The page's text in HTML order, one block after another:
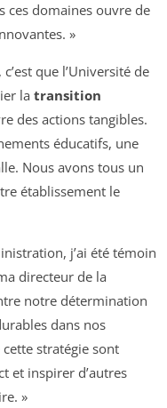
ces domaines ouvre de
»
que l’Université de
la transition
des actions tangibles.
éducatifs, une
Nous avons tous un
établissement le
j’ai été témoin
directeur de la
notre détermination
dans nos
stratégie sont
et inspirer d’autres
»